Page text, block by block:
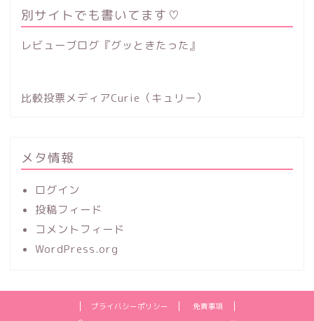
別サイトでも書いてます♡
レビューブログ『グッときたった』
比較投票メディアCurie（キュリー）
メタ情報
ログイン
投稿フィード
コメントフィード
WordPress.org
プライバシーポリシー
免責事項